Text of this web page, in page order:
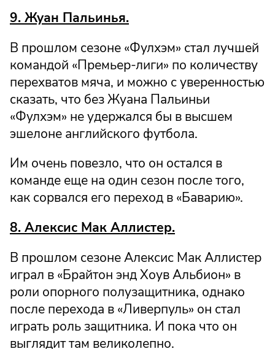
9. Жуан Пальинья.
В прошлом сезоне «Фулхэм» стал лучшей
командой «Премьер-лиги» по количеству
перехватов мяча, и можно с уверенностью
сказать, что без Жуана Пальиньи
«Фулхэм» не удержался бы в высшем
эшелоне английского футбола.
Им очень повезло, что он остался в
команде еще на один сезон после того,
как сорвался его переход в «Баварию».
8. Алексис Мак Аллистер.
В прошлом сезоне Алексис Мак Аллистер
играл в «Брайтон энд Хоув Альбион» в
роли опорного полузащитника, однако
после перехода в «Ливерпуль» он стал
играть роль защитника. И пока что он
выглядит там великолепно.